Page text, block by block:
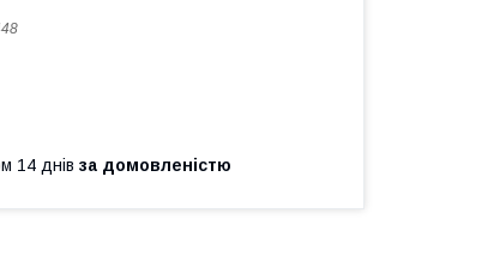
14 днів за домовленістю